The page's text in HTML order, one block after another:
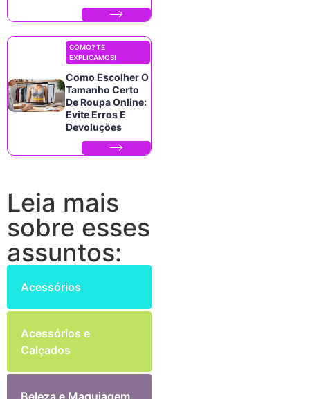
COMO? TE
EXPLICAMOS!
Como Escolher O
Tamanho Certo
De Roupa Online:
Evite Erros E
Devoluções
Leia mais
sobre esses
assuntos:
Acessórios
Acessórios e
Calçados
Beleza e Maquiagem